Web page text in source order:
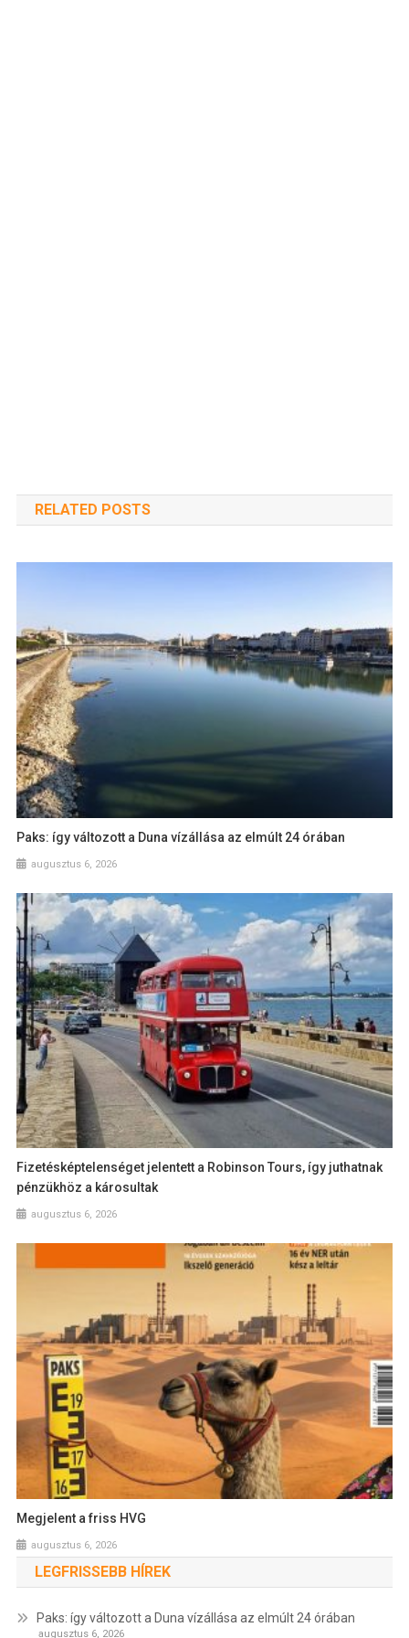
RELATED POSTS
Paks: így változott a Duna vízállása az elmúlt 24 órában
augusztus 6, 2026
Fizetésképtelenséget jelentett a Robinson Tours, így juthatnak
pénzükhöz a károsultak
augusztus 6, 2026
Megjelent a friss HVG
augusztus 6, 2026
LEGFRISSEBB HÍREK
Paks: így változott a Duna vízállása az elmúlt 24 órában
augusztus 6, 2026